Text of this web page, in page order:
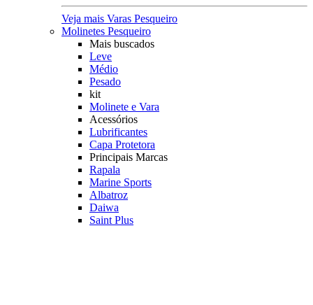
Veja mais Varas Pesqueiro
Molinetes Pesqueiro
Mais buscados
Leve
Médio
Pesado
kit
Molinete e Vara
Acessórios
Lubrificantes
Capa Protetora
Principais Marcas
Rapala
Marine Sports
Albatroz
Daiwa
Saint Plus